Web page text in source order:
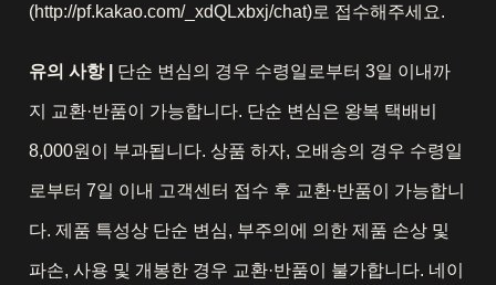
(http://pf.kakao.com/_xdQLxbxj/chat)로 접수해주세요.
유의 사항 | 단순 변심의 경우 수령일로부터 3일 이내까
지 교환·반품이 가능합니다. 단순 변심은 왕복 택배비
8,000원이 부과됩니다. 상품 하자, 오배송의 경우 수령일
로부터 7일 이내 고객센터 접수 후 교환·반품이 가능합니
다. 제품 특성상 단순 변심, 부주의에 의한 제품 손상 및
파손, 사용 및 개봉한 경우 교환·반품이 불가합니다. 네이